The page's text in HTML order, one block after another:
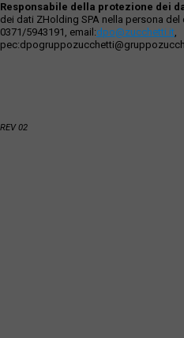
Responsabile della protezione dei
dei dati ZHolding SPA nella persona
0371/5943191, email:dpo@zucchetti.it,
REV 02